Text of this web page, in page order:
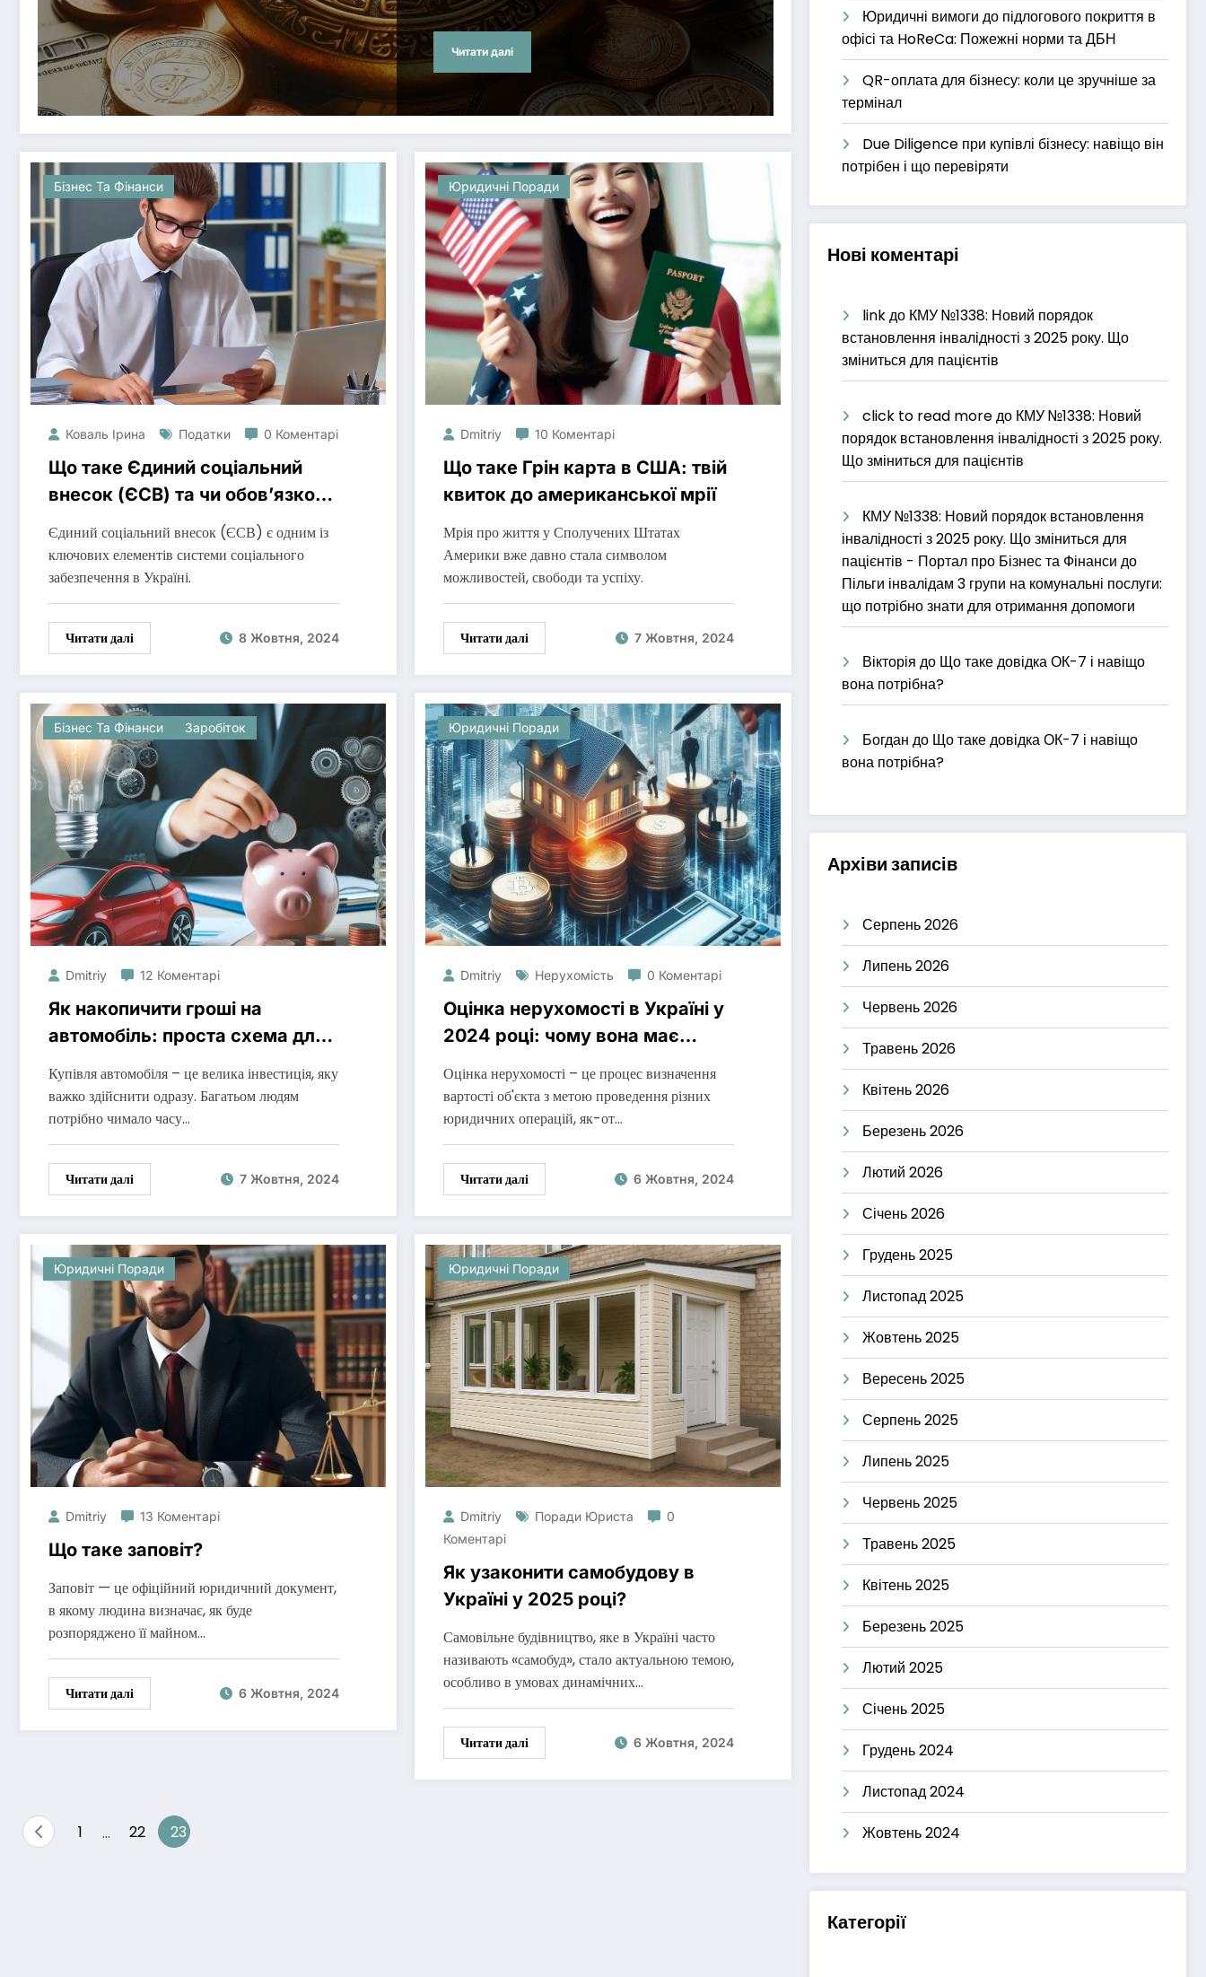
Читати далі
Бізнес Та Фінанси
Коваль Ірина Податки 0 Коментарі
Що таке Єдиний соціальний
внесок (ЄСВ) та чи обов’язково
Єдиний соціальний внесок (ЄСВ) є одним із
ключових елементів системи соціального
забезпечення в Україні.
Читати далі 8 Жовтня, 2024
Юридичні Поради
Dmitriy 10 Коментарі
Що таке Грін карта в США: твій
квиток до американської мрії
Мрія про життя у Сполучених Штатах
Америки вже давно стала символом
можливостей, свободи та успіху.
Читати далі 7 Жовтня, 2024
Бізнес Та Фінанси Заробіток
Dmitriy 12 Коментарі
Як накопичити гроші на
автомобіль: проста схема для
Купівля автомобіля – це велика інвестиція, яку
важко здійснити одразу. Багатьом людям
потрібно чимало часу…
Читати далі 7 Жовтня, 2024
Юридичні Поради
Dmitriy Нерухомість 0 Коментарі
Оцінка нерухомості в Україні у
2024 році: чому вона має
Оцінка нерухомості – це процес визначення
вартості об'єкта з метою проведення різних
юридичних операцій, як-от…
Читати далі 6 Жовтня, 2024
Юридичні Поради
Dmitriy 13 Коментарі
Що таке заповіт?
Заповіт — це офіційний юридичний документ,
в якому людина визначає, як буде
розпоряджено її майном…
Читати далі 6 Жовтня, 2024
Юридичні Поради
Dmitriy Поради Юриста
0
Коментарі
Як узаконити самобудову в
Україні у 2025 році?
Самовільне будівництво, яке в Україні часто
називають «самобуд», стало актуальною темою,
особливо в умовах динамічних…
Читати далі 6 Жовтня, 2024
Пагінація
1 … 22 23
Юридичні вимоги до підлогового покриття в
офісі та HoReCa: Пожежні норми та ДБН
QR-оплата для бізнесу: коли це зручніше за
термінал
Due Diligence при купівлі бізнесу: навіщо він
потрібен і що перевіряти
Нові коментарі
linkдо КМУ №1338: Новий порядок
встановлення інвалідності з 2025 року. Що
зміниться для пацієнтів
click to read moreдо КМУ №1338: Новий
порядок встановлення інвалідності з 2025 року.
Що зміниться для пацієнтів
КМУ №1338: Новий порядок встановлення
інвалідності з 2025 року. Що зміниться для
пацієнтів - Портал про Бізнес та Фінанси до
Пільги інвалідам 3 групи на комунальні послуги:
що потрібно знати для отримання допомоги
Вікторія до Що таке довідка ОК-7 і навіщо
вона потрібна?
Богдан до Що таке довідка ОК-7 і навіщо
вона потрібна?
Архіви записів
Серпень 2026
Липень 2026
Червень 2026
Травень 2026
Квітень 2026
Березень 2026
Лютий 2026
Січень 2026
Грудень 2025
Листопад 2025
Жовтень 2025
Вересень 2025
Серпень 2025
Липень 2025
Червень 2025
Травень 2025
Квітень 2025
Березень 2025
Лютий 2025
Січень 2025
Грудень 2024
Листопад 2024
Жовтень 2024
Категорії